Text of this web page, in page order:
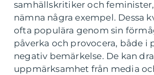
samhällskritiker och
nämna några exempel. Dessa
ofta populära genom sin
påverka och provocera, både i
negativ bemärkelse. De kan
uppmärksamhet från media